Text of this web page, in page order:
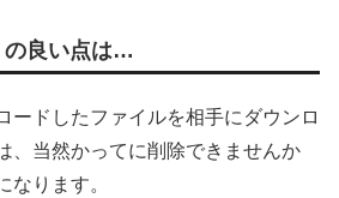
良い点は…
ードしたファイルを相手にダウンロ
、当然かってに削除できませんか
なります。